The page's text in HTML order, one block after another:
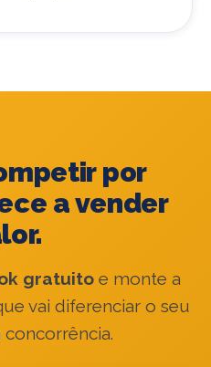
por
a vender
gratuitoe monte a
vai diferenciar o seu